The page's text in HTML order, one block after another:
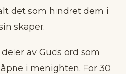
det som hindret dem i
skaper.
av Guds ord som
i menighten. For 30